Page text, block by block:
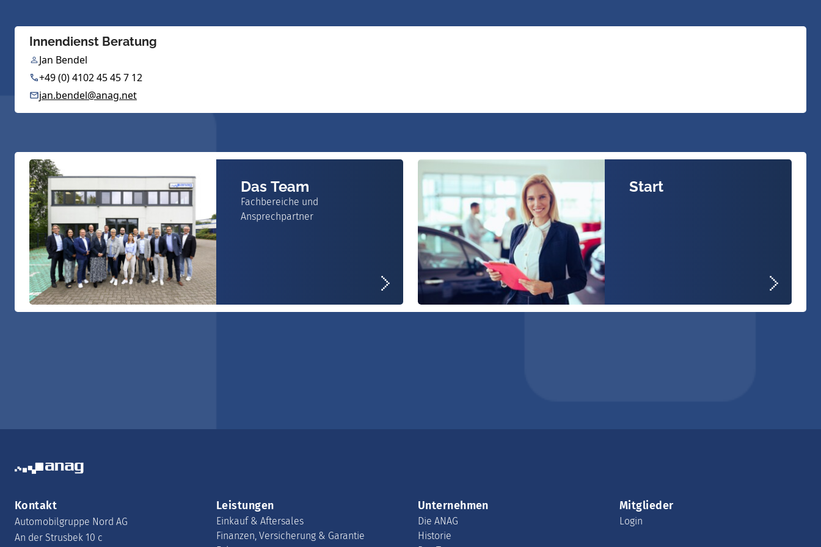
Innendienst Beratung
Jan Bendel
+49 (0) 4102 45 45 7 12
jan.bendel@anag.net
Das Team
Fachbereiche und
Ansprechpartner
Start
Kontakt
Automobilgruppe Nord AG
An der Strusbek 10 c
Leistungen
Einkauf & Aftersales
Finanzen, Versicherung & Garantie
Unternehmen
Die ANAG
Historie
Mitglieder
Login